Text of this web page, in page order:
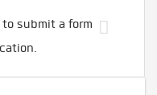
submit a form